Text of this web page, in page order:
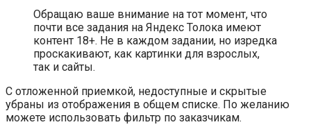
Обращаю ваше внимание на тот момент, что
почти все задания на Яндекс Толока имеют
контент 18+. Не в каждом задании, но изредка
проскакивают, как картинки для взрослых,
так и сайты.
С отложенной приемкой, недоступные и скрытые
убраны из отображения в общем списке. По желанию
можете использовать фильтр по заказчикам.